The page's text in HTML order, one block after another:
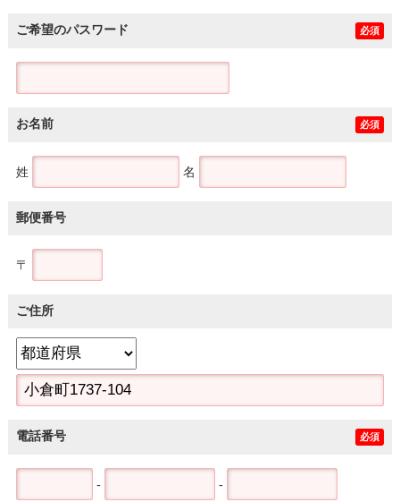
ご希望のパスワード 必須
お名前 必須
姓 名
郵便番号
〒
ご住所
電話番号 必須
- -